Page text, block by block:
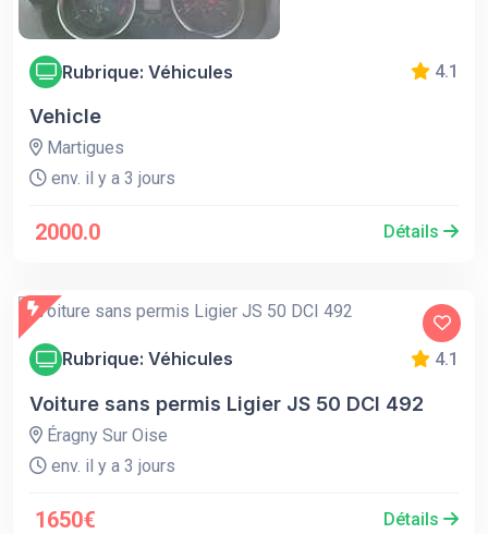
Rubrique: Véhicules 4.1
Vehicle
Martigues
env. il y a 3 jours
2000.0 Détails
Rubrique: Véhicules 4.1
Voiture sans permis Ligier JS 50 DCI 492
Éragny Sur Oise
env. il y a 3 jours
1650€ Détails